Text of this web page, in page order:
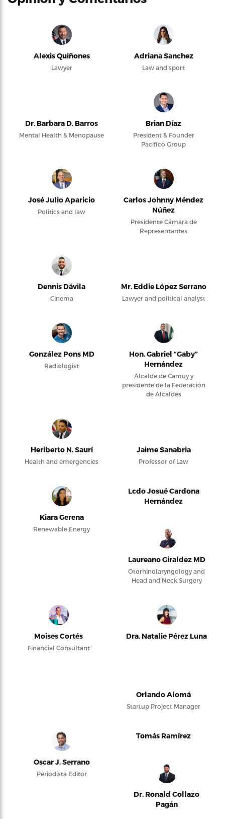
Alexis Quiñones
Lawyer
Adriana Sanchez
Law and sport
Dr. Barbara D. Barros
Mental Health & Menopause
Brian Díaz
President & Founder
Pacifico Group
José Julio Aparicio
Politics and law
Carlos Johnny Méndez
Núñez
Presidente Cámara de
Representantes
Dennis Dávila
Cinema
Mr. Eddie López Serrano
Lawyer and political analyst
González Pons MD
Radiologist
Hon. Gabriel “Gaby”
Hernández
Alcalde de Camuy y
presidente de la Federación
de Alcaldes
Heriberto N. Saurí
Health and emergencies
Jaime Sanabria
Professor of Law
Kiara Gerena
Renewable Energy
Lcdo Josué Cardona
Hernández
Laureano Giraldez MD
Otorhinolaryngology and
Head and Neck Surgery
Moises Cortés
Financial Consultant
Dra. Natalie Pérez Luna
Orlando Alomá
Startup Project Manager
Oscar J. Serrano
Periodista Editor
Tomás Ramírez
Dr. Ronald Collazo
Pagán